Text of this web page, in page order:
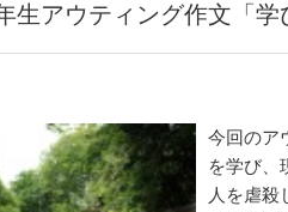
生アウティング作文「学
今回のア
を学び、
人を虐殺